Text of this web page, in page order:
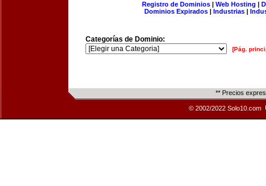
Registro de Dominios| Web Hosting |
Dominios Expirados | Industrias |
Categorías de Dominio:
[Pág.
** Precios
© 2002/2022 Solo10.com